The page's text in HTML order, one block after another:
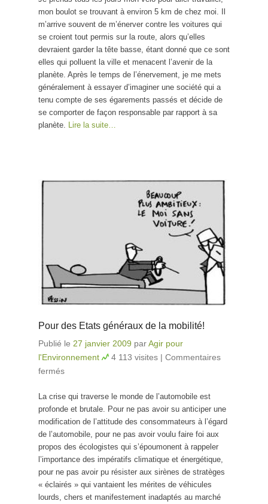
mon boulot se trouvant à environ 5 km de chez moi. Il
m’arrive souvent de m’énerver contre les voitures qui
se croient tout permis sur la route, alors qu’elles
devraient garder la tête basse, étant donné que ce sont
elles qui polluent la ville et menacent l’avenir de la
planète. Après le temps de l’énervement, je me mets
généralement à essayer d’imaginer une société qui a
tenu compte de ses égarements passés et décide de
se comporter de façon responsable par rapport à sa
planète. Lire la suite…
Pour des Etats généraux de la mobilité!
Publié le 27 janvier 2009 parAgir pour
l'Environnement
4 113 visites | Commentaires
fermés
La crise qui traverse le monde de l’automobile est
profonde et brutale. Pour ne pas avoir su anticiper une
modification de l’attitude des consommateurs à l’égard
de l’automobile, pour ne pas avoir voulu faire foi aux
propos des écologistes qui s’époumonent à rappeler
l’importance des impératifs climatique et énergétique,
pour ne pas avoir pu résister aux sirènes de stratèges
« éclairés » qui vantaient les mérites de véhicules
lourds, chers et manifestement inadaptés au marché